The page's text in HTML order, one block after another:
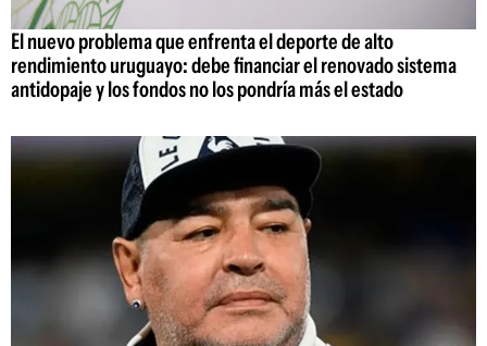
El nuevo problema que enfrenta el deporte de alto
rendimiento uruguayo: debe financiar el renovado sistema
antidopaje y los fondos no los pondría más el estado